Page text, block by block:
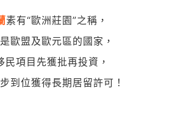
素有“歐洲莊園”之稱，
歐盟及歐元區的國家，
民項目先獲批再投資，
到位獲得長期居留許可！